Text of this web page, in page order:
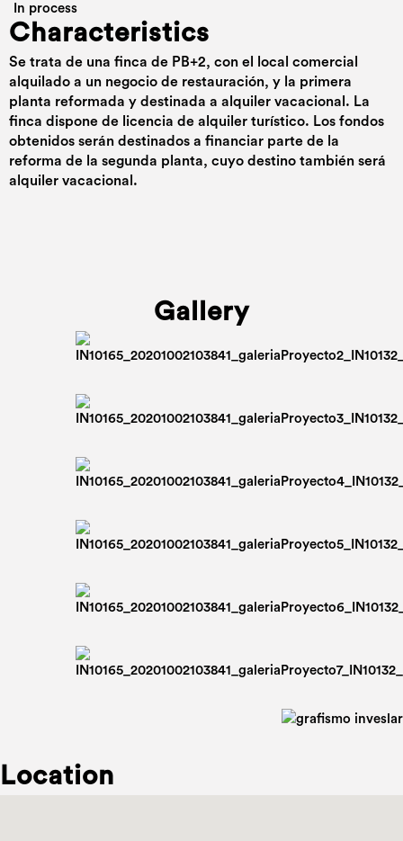
In process
Characteristics
Se trata de una finca de PB+2, con el local comercial
alquilado a un negocio de restauración, y la primera
planta reformada y destinada a alquiler vacacional. La
finca dispone de licencia de alquiler turístico. Los fondos
obtenidos serán destinados a financiar parte de la
reforma de la segunda planta, cuyo destino también será
alquiler vacacional.
Gallery
Location